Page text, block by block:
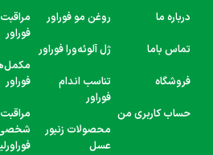
درباره ما
تماس باما
فروشگاه
حساب کاربری من
روغن مو فوراور
ژل آلوئه‌ورا فوراور
تناسب اندام
فوراور
محصولات زنبور
عسل
فوراور
فوراور